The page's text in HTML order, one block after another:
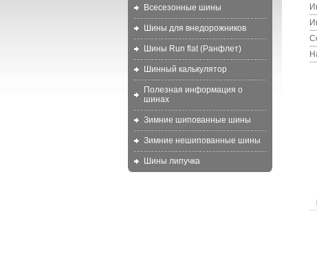
Всесезонные шины
Шины для внедорожников
Шины Run flat (Ранфлет)
Шинный калькулятор
Полезная информация о
шинах
Зимние шипованные шины
Зимние нешипованные шины
Шины липучка